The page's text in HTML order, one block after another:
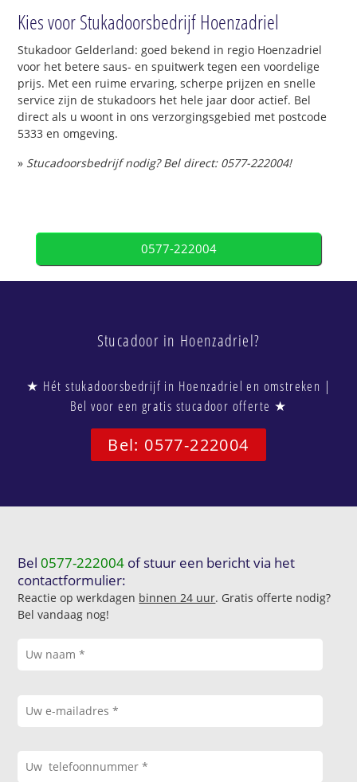
Kies voor Stukadoorsbedrijf Hoenzadriel
Stukadoor Gelderland: goed bekend in regio Hoenzadriel
voor het betere saus- en spuitwerk tegen een voordelige
prijs. Met een ruime ervaring, scherpe prijzen en snelle
service zijn de stukadoors het hele jaar door actief. Bel
direct als u woont in ons verzorgingsgebied met postcode
5333 en omgeving.
» Stucadoorsbedrijf nodig? Bel direct: 0577-222004!
0577-222004
Stucadoor in Hoenzadriel?
★ Hét stukadoorsbedrijf in Hoenzadriel en omstreken |
Bel voor een gratis stucadoor offerte ★
Bel: 0577-222004
Bel0577-222004 of stuur een bericht via het
contactformulier:
Reactie op werkdagen binnen 24 uur. Gratis offerte nodig?
Bel vandaag nog!